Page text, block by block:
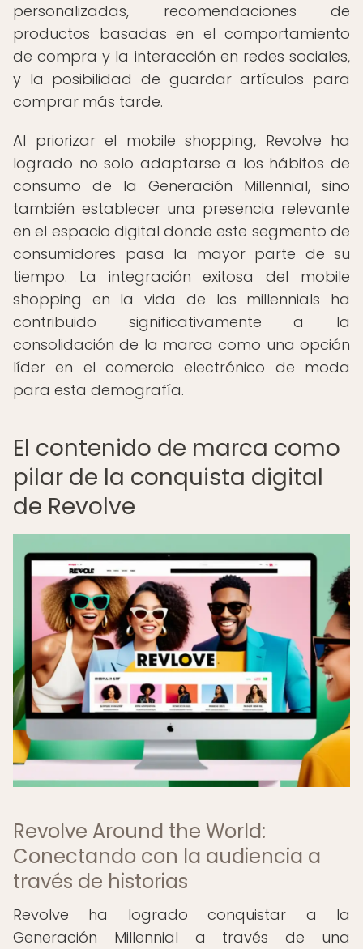
personalizadas, recomendaciones de
productos basadas en el comportamiento
de compra y la interacción en redes sociales,
y la posibilidad de guardar artículos para
comprar más tarde.
Al priorizar el mobile shopping, Revolve ha
logrado no solo adaptarse a los hábitos de
consumo de la Generación Millennial, sino
también establecer una presencia relevante
en el espacio digital donde este segmento de
consumidores pasa la mayor parte de su
tiempo. La integración exitosa del mobile
shopping en la vida de los millennials ha
contribuido significativamente a la
consolidación de la marca como una opción
líder en el comercio electrónico de moda
para esta demografía.
El contenido de marca como
pilar de la conquista digital
de Revolve
Revolve Around the World:
Conectando con la audiencia a
través de historias
Revolve ha logrado conquistar a la
Generación Millennial a través de una